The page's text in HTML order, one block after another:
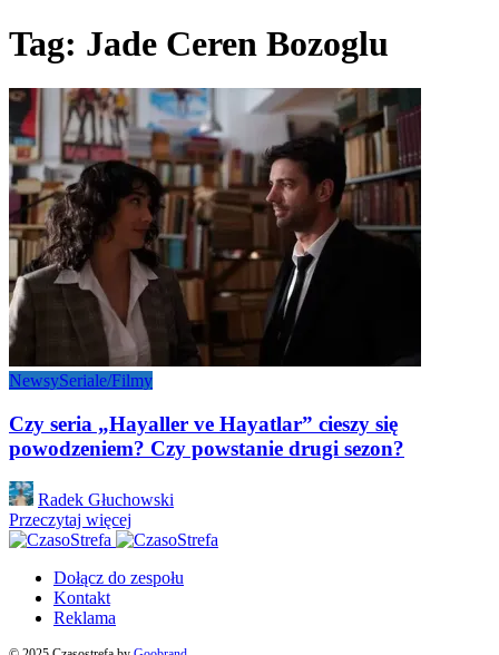
Tag: Jade Ceren Bozoglu
NewsySeriale/Filmy
Czy seria „Hayaller ve Hayatlar” cieszy się
powodzeniem? Czy powstanie drugi sezon?
Posted
by
Radek Głuchowski
Przeczytaj więcej
Dołącz do zespołu
Kontakt
Reklama